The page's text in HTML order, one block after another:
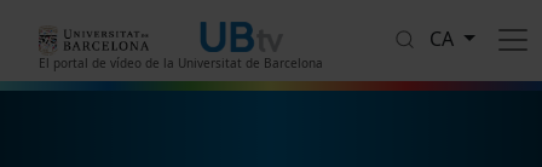
El portal de vídeo de la Universitat de Barcelona
CA